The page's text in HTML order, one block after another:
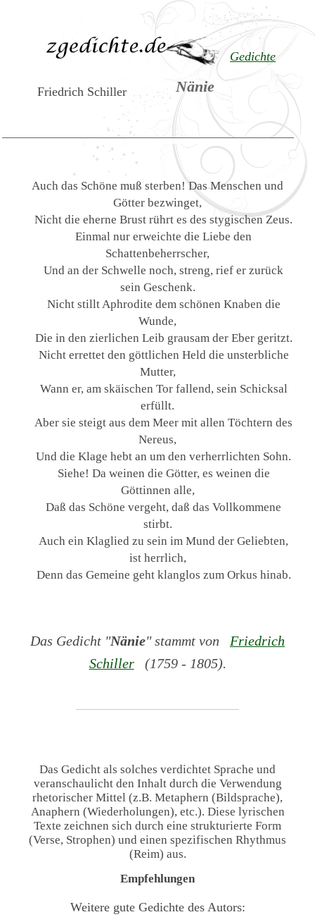
Gedichte
Nänie
Friedrich Schiller
Auch das Schöne muß sterben! Das Menschen und
Götter bezwinget,
Nicht die eherne Brust rührt es des stygischen Zeus.
Einmal nur erweichte die Liebe den
Schattenbeherrscher,
Und an der Schwelle noch, streng, rief er zurück
sein Geschenk.
Nicht stillt Aphrodite dem schönen Knaben die
Wunde,
Die in den zierlichen Leib grausam der Eber geritzt.
Nicht errettet den göttlichen Held die unsterbliche
Mutter,
Wann er, am skäischen Tor fallend, sein Schicksal
erfüllt.
Aber sie steigt aus dem Meer mit allen Töchtern des
Nereus,
Und die Klage hebt an um den verherrlichten Sohn.
Siehe! Da weinen die Götter, es weinen die
Göttinnen alle,
Daß das Schöne vergeht, daß das Vollkommene
stirbt.
Auch ein Klaglied zu sein im Mund der Geliebten,
ist herrlich,
Denn das Gemeine geht klanglos zum Orkus hinab.
Das Gedicht "Nänie" stammt von
Friedrich
Schiller(1759 - 1805).
Das Gedicht als solches verdichtet Sprache und
veranschaulicht den Inhalt durch die Verwendung
rhetorischer Mittel (z.B. Metaphern (Bildsprache),
Anaphern (Wiederholungen), etc.). Diese lyrischen
Texte zeichnen sich durch eine strukturierte Form
(Verse, Strophen) und einen spezifischen Rhythmus
(Reim) aus.
Empfehlungen
Weitere gute Gedichte des Autors: